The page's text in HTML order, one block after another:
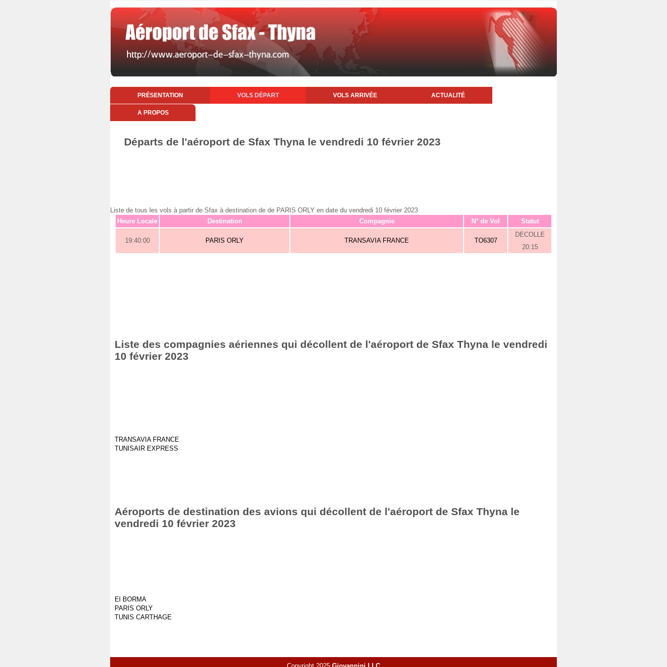
PRÉSENTATION VOLS DÉPART VOLS ARRIVÉE ACTUALITÉ
A PROPOS
Départs de l'aéroport de Sfax Thyna le vendredi 10 février 2023
Liste de tous les vols à partir de Sfax à destination de de PARIS ORLY en date du vendredi 10 février 2023
Heure Locale
Destination Compagnie N° de Vol Statut
19:40:00 PARIS ORLY TRANSAVIA FRANCE TO6307
DECOLLE
20:15
Liste des compagnies aériennes qui décollent de l'aéroport de Sfax Thyna le vendredi
10 février 2023
TRANSAVIA FRANCE
TUNISAIR EXPRESS
Aéroports de destination des avions qui décollent de l'aéroport de Sfax Thyna le
vendredi 10 février 2023
El BORMA
PARIS ORLY
TUNIS CARTHAGE